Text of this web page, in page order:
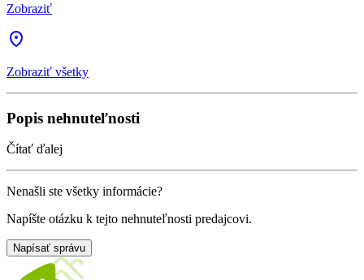
Zobraziť
Zobraziť všetky
Popis nehnuteľnosti
Čítať ďalej
Nenašli ste všetky informácie?
Napíšte otázku k tejto nehnuteľnosti predajcovi.
Napísať správu